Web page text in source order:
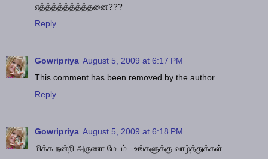
எத்த்த்த்த்த்த்த்தனை???
Reply
Gowripriya August 5, 2009 at 6:17 PM
This comment has been removed by the author.
Reply
Gowripriya August 5, 2009 at 6:18 PM
மிக்க நன்றி அருணா மேடம்.. உங்களுக்கு வாழ்த்துக்கள்